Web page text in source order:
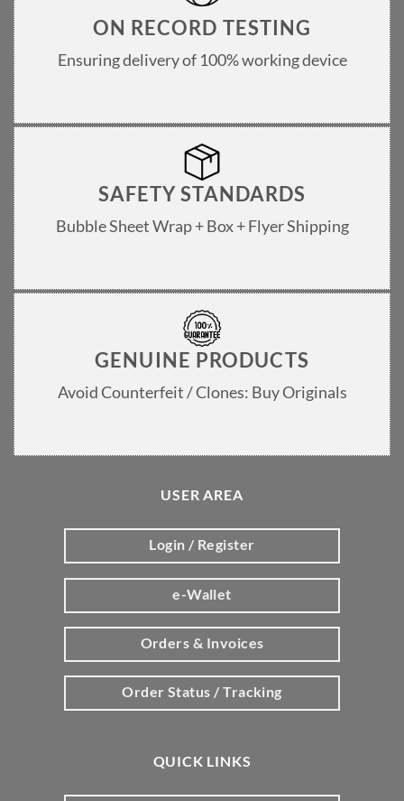
ON RECORD TESTING
Ensuring delivery of 100% working device
SAFETY STANDARDS
Bubble Sheet Wrap + Box + Flyer Shipping
GENUINE PRODUCTS
Avoid Counterfeit / Clones: Buy Originals
USER AREA
Login / Register
e-Wallet
Orders & Invoices
Order Status / Tracking
QUICK LINKS